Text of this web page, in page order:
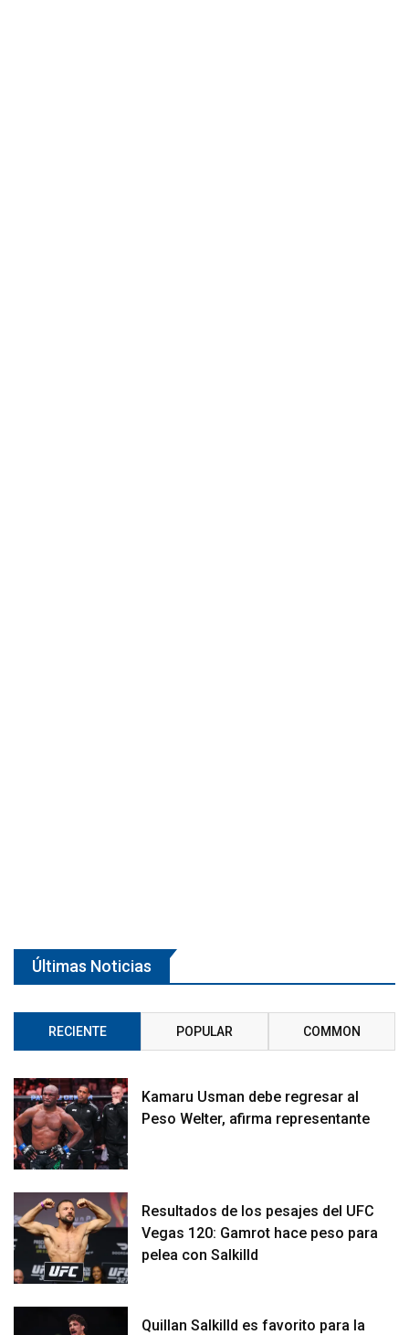
Últimas Noticias
RECIENTE POPULAR COMMON
Kamaru Usman debe regresar al
Peso Welter, afirma representante
Resultados de los pesajes del UFC
Vegas 120: Gamrot hace peso para
pelea con Salkilld
Quillan Salkilld es favorito para la